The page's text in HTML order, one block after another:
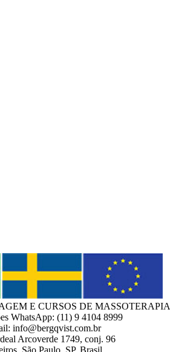
E CURSOS DE MASSOTERAPIA
WhatsApp: (11) 9 4104 8999
info@bergqvist.com.br
Arcoverde 1749, conj. 96
São Paulo, SP, Brasil